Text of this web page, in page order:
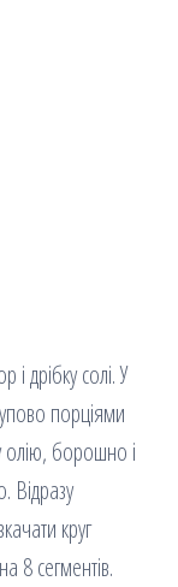
і дрібку солі. У
порціями
олію, борошно і
Відразу
круг
8 сегментів.